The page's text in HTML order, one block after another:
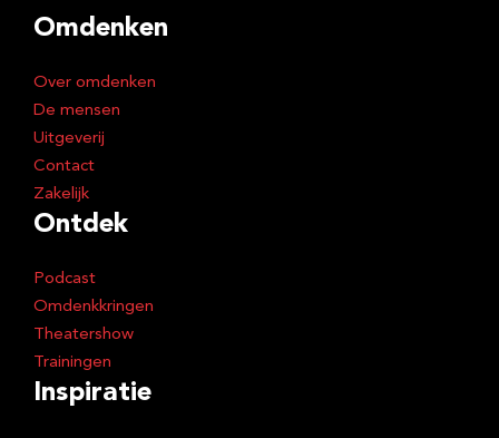
Omdenken
Over omdenken
De mensen
Uitgeverij
Contact
Zakelijk
Ontdek
Podcast
Omdenkkringen
Theatershow
Trainingen
Inspiratie